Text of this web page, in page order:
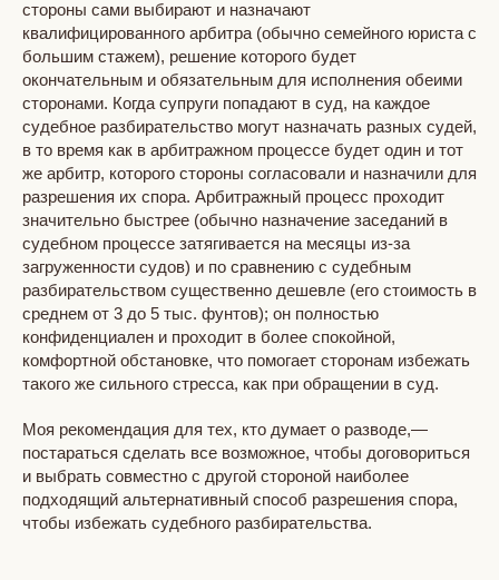
стороны сами выбирают и назначают
квалифицированного арбитра (обычно семейного юриста с
большим стажем), решение которого будет
окончательным и обязательным для исполнения обеими
сторонами. Когда супруги попадают в суд, на каждое
судебное разбирательство могут назначать разных судей,
в то время как в арбитражном процессе будет один и тот
же арбитр, которого стороны согласовали и назначили для
разрешения их спора. Арбитражный процесс проходит
значительно быстрее (обычно назначение заседаний в
судебном процессе затягивается на месяцы из-за
загруженности судов) и по сравнению с судебным
разбирательством существенно дешевле (его стоимость в
среднем от 3 до 5 тыс. фунтов); он полностью
конфиденциален и проходит в более спокойной,
комфортной обстановке, что помогает сторонам избежать
такого же сильного стресса, как при обращении в суд.
Моя рекомендация для тех, кто думает о разводе,—
постараться сделать все возможное, чтобы договориться
и выбрать совместно с другой стороной наиболее
подходящий альтернативный способ разрешения спора,
чтобы избежать судебного разбирательства.